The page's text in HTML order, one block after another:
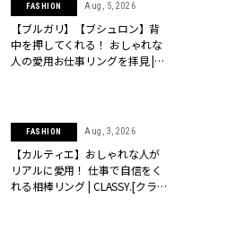
FASHION Aug, 5, 2026
【ブルガリ】【ブシュロン】背
中を押してくれる！ おしゃれな
人の愛用お仕事リングを拝見 |
FASHION Aug, 3, 2026
【カルティエ】おしゃれな人が
リアルに愛用！ 仕事で自信をく
れる相棒リング | CLASSY.[クラッ